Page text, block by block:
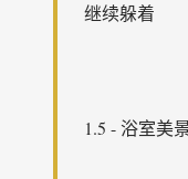
继续躲着
1.5 - 浴室美